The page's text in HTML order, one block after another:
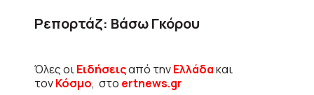
Ρεπορτάζ: Βάσω Γκόρου
Όλες οιΕιδήσειςαπό τηνΕλλάδακαι
τονΚόσμο, στο ertnews.gr